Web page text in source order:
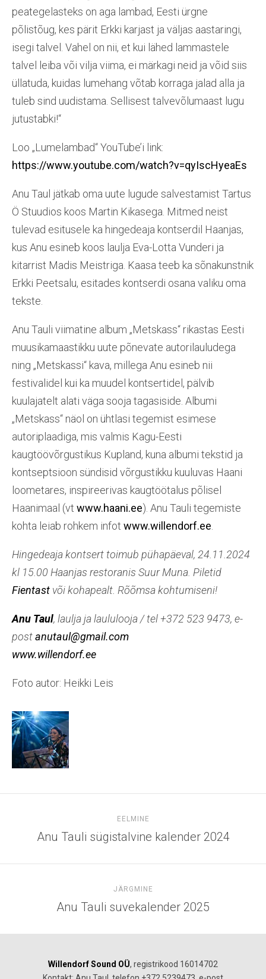
peategelasteks on aga lambad, Eesti ürgne
põlistõug, kes pärit Erkki karjast ja väljas aastaringi,
isegi talvel. Vahel on nii, et kui lähed lammastele
talvel leiba või vilja viima, ei märkagi neid ja võid siis
üllatuda, kuidas lumehang võtab korraga jalad alla ja
tuleb sind uudistama. Sellisest talvevõlumaast lugu
jutustabki!“
Loo „Lumelambad“ YouTube’i link:
https://www.youtube.com/watch?v=qyIscHyeaEs
Anu Taul jätkab oma uute lugude salvestamist Tartus
Ö Stuudios koos Martin Kikasega. Mitmed neist
tulevad esitusele ka hingedeaja kontserdil Haanjas,
kus Anu esineb koos laulja Eva-Lotta Vunderi ja
kitarrist Madis Meistriga. Kaasa teeb ka sõnakunstnik
Erkki Peetsalu, esitades kontserdi osana valiku oma
tekste.
Anu Tauli viimatine album „Metskass“ rikastas Eesti
muusikamaastikku uute põnevate autorilauludega
ning „Metskassi“ kava, millega Anu esineb nii
festivalidel kui ka muudel kontsertidel, pälvib
kuulajatelt alati väga sooja tagasiside. Albumi
„Metskass“ näol on ühtlasi tegemist esimese
autoriplaadiga, mis valmis Kagu-Eesti
kaugtöövõrgustikus Kupland, kuna albumi tekstid ja
kontseptsioon sündisid võrgustikku kuuluvas Haani
loometares, inspireerivas kaugtöötalus põlisel
Haanimaal (vt www.haani.ee). Anu Tauli tegemiste
kohta leiab rohkem infot www.willendorf.ee
Hingedeaja kontsert toimub pühapäeval, 24.11.2024
kl 15.00 Haanjas restoranis Suur Muna. Piletid
Fientast või kohapealt. Rõõmsa kohtumiseni!
Anu Taul, laulja ja laululooja / tel +372 523 9473, e-
postanutaul@gmail.com
www.willendorf.ee
Foto autor: Heikki Leis
EELMINE
Anu Tauli sügistalvine kalender 2024
JÄRGMINE
Anu Tauli suvekalender 2025
Willendorf Sound OÜ, registrikood 16014702